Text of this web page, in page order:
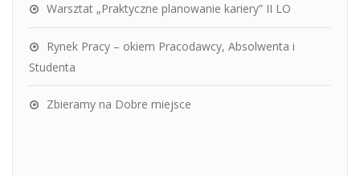
Warsztat „Praktyczne planowanie kariery” II LO
Rynek Pracy – okiem Pracodawcy, Absolwenta i
Studenta
Zbieramy na Dobre miejsce